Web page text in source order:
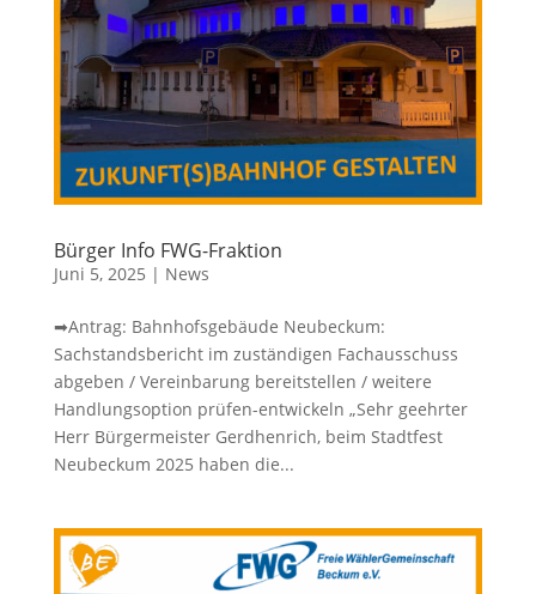
Bürger Info FWG-Fraktion
Juni 5, 2025 | News
➡Antrag: Bahnhofsgebäude Neubeckum:
Sachstandsbericht im zuständigen Fachausschuss
abgeben / Vereinbarung bereitstellen / weitere
Handlungsoption prüfen-entwickeln „Sehr geehrter
Herr Bürgermeister Gerdhenrich, beim Stadtfest
Neubeckum 2025 haben die...